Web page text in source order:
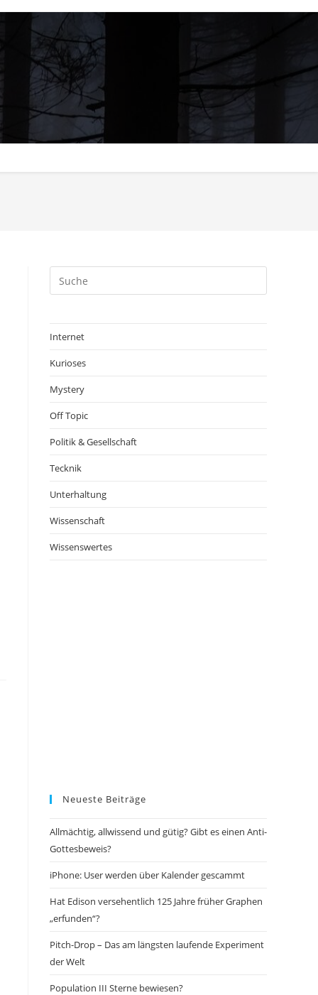
Internet
Kurioses
Mystery
Off Topic
Politik & Gesellschaft
Tecknik
Unterhaltung
Wissenschaft
Wissenswertes
Neueste Beiträge
Allmächtig, allwissend und gütig? Gibt es einen Anti-
Gottesbeweis?
iPhone: User werden über Kalender gescammt
Hat Edison versehentlich 125 Jahre früher Graphen
„erfunden“?
Pitch-Drop – Das am längsten laufende Experiment
der Welt
Population III Sterne bewiesen?